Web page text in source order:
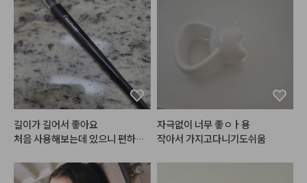
길이가 길어서 좋아요
처음 사용해보는데 있으니 편하네
자극없이 너무 좋ㅇㅏ용
작아서 가지고다니기도쉬움